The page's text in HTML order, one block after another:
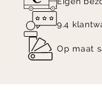
9.4
Op maat